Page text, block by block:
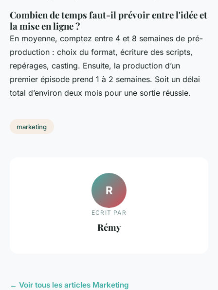
Combien de temps faut-il prévoir entre l'idée et
la mise en ligne ?
En moyenne, comptez entre 4 et 8 semaines de pré-
production : choix du format, écriture des scripts,
repérages, casting. Ensuite, la production d’un
premier épisode prend 1 à 2 semaines. Soit un délai
total d’environ deux mois pour une sortie réussie.
marketing
R
ECRIT PAR
Rémy
← Voir tous les articles Marketing